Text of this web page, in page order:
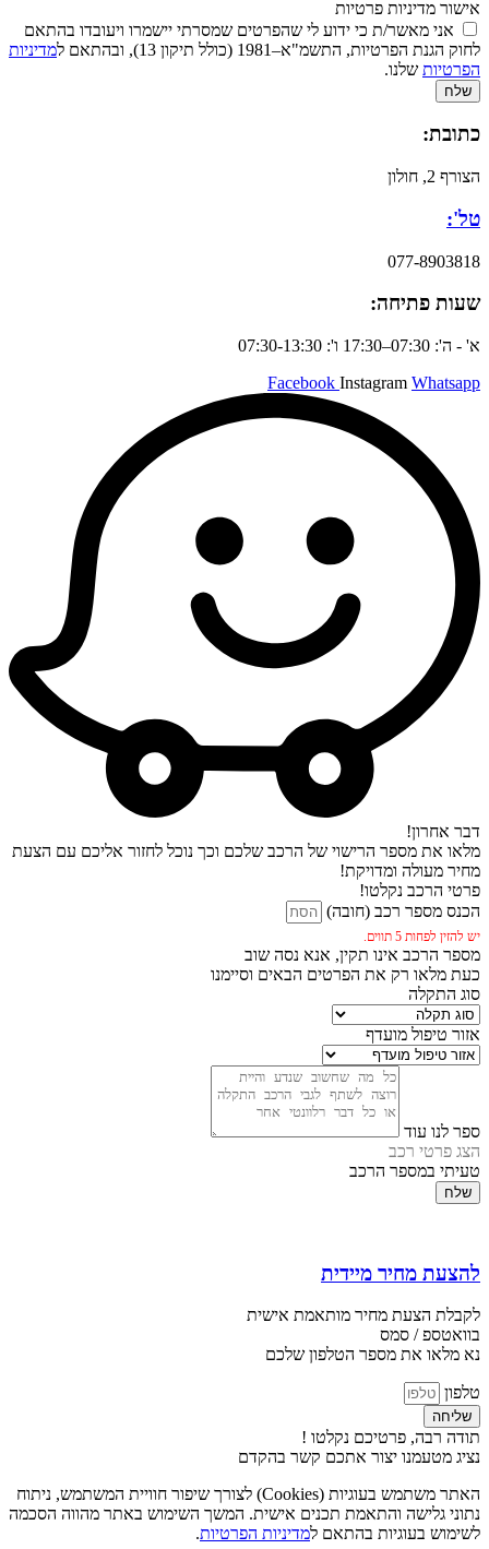
אישור מדיניות פרטיות
אני מאשר/ת כי ידוע לי שהפרטים שמסרתי יישמרו ויעובדו בהתאם
לחוק הגנת הפרטיות, התשמ"א–1981 (כולל תיקון 13), ובהתאם ל
מדיניות
הפרטיות שלנו.
שלח
כתובת:
הצורף 2, חולון
טל':
077-8903818
שעות פתיחה:
א' - ה': 07:30–17:30 ו': 07:30-13:30
Facebook Instagram Whatsapp
דבר אחרון!
מלאו את מספר הרישוי של הרכב שלכם וכך נוכל לחזור אליכם עם הצעת
מחיר מעולה ומדויקת!
פרטי הרכב נקלטו!
הכנס מספר רכב (חובה)
יש להזין לפחות 5 תווים.
מספר הרכב אינו תקין, אנא נסה שוב
כעת מלאו רק את הפרטים הבאים וסיימנו
סוג התקלה
אזור טיפול מועדף
ספר לנו עוד
הצג פרטי רכב
טעיתי במספר הרכב
שלח
להצעת מחיר מיידית
לקבלת הצעת מחיר מותאמת אישית
בוואטספ / סמס
נא מלאו את מספר הטלפון שלכם
טלפון
שליחה
תודה רבה, פרטיכם נקלטו !
נציג מטעמנו יצור אתכם קשר בהקדם
האתר משתמש בעוגיות (Cookies) לצורך שיפור חוויית המשתמש, ניתוח
נתוני גלישה והתאמת תכנים אישית. המשך השימוש באתר מהווה הסכמה
לשימוש בעוגיות בהתאם למדיניות הפרטיות.